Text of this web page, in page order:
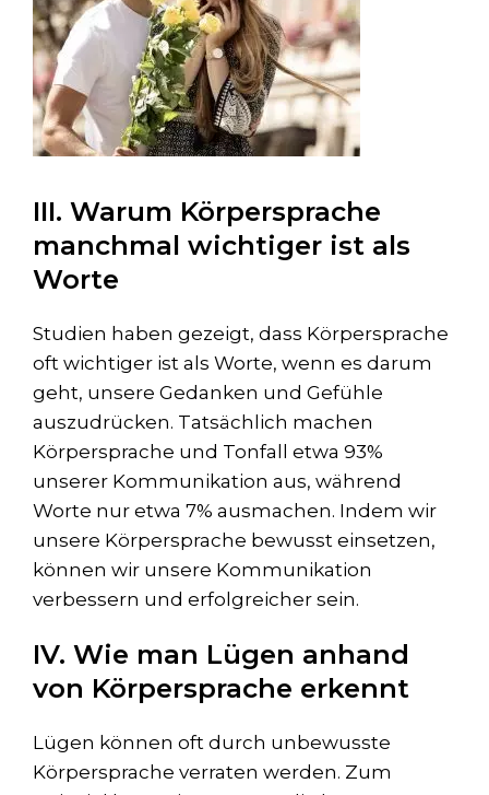
III. Warum Körpersprache
manchmal wichtiger ist als
Worte
Studien haben gezeigt, dass Körpersprache
oft wichtiger ist als Worte, wenn es darum
geht, unsere Gedanken und Gefühle
auszudrücken. Tatsächlich machen
Körpersprache und Tonfall etwa 93%
unserer Kommunikation aus, während
Worte nur etwa 7% ausmachen. Indem wir
unsere Körpersprache bewusst einsetzen,
können wir unsere Kommunikation
verbessern und erfolgreicher sein.
IV. Wie man Lügen anhand
von Körpersprache erkennt
Lügen können oft durch unbewusste
Körpersprache verraten werden. Zum